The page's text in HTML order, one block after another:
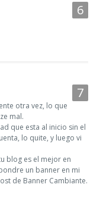
otra vez, lo que
mal.
que esta al inicio sin el
lo quite, y luego vi
blog es el mejor en
un banner en mi
de Banner Cambiante.